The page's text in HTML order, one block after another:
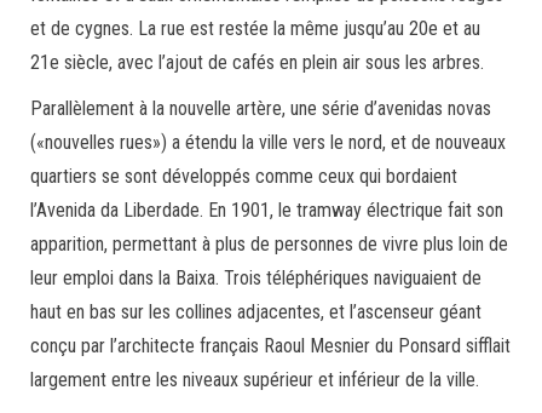
et de cygnes. La rue est restée la même jusqu’au 20e et au
21e siècle, avec l’ajout de cafés en plein air sous les arbres.
Parallèlement à la nouvelle artère, une série d’avenidas novas
(«nouvelles rues») a étendu la ville vers le nord, et de nouveaux
quartiers se sont développés comme ceux qui bordaient
l’Avenida da Liberdade. En 1901, le tramway électrique fait son
apparition, permettant à plus de personnes de vivre plus loin de
leur emploi dans la Baixa. Trois téléphériques naviguaient de
haut en bas sur les collines adjacentes, et l’ascenseur géant
conçu par l’architecte français Raoul Mesnier du Ponsard sifflait
largement entre les niveaux supérieur et inférieur de la ville.